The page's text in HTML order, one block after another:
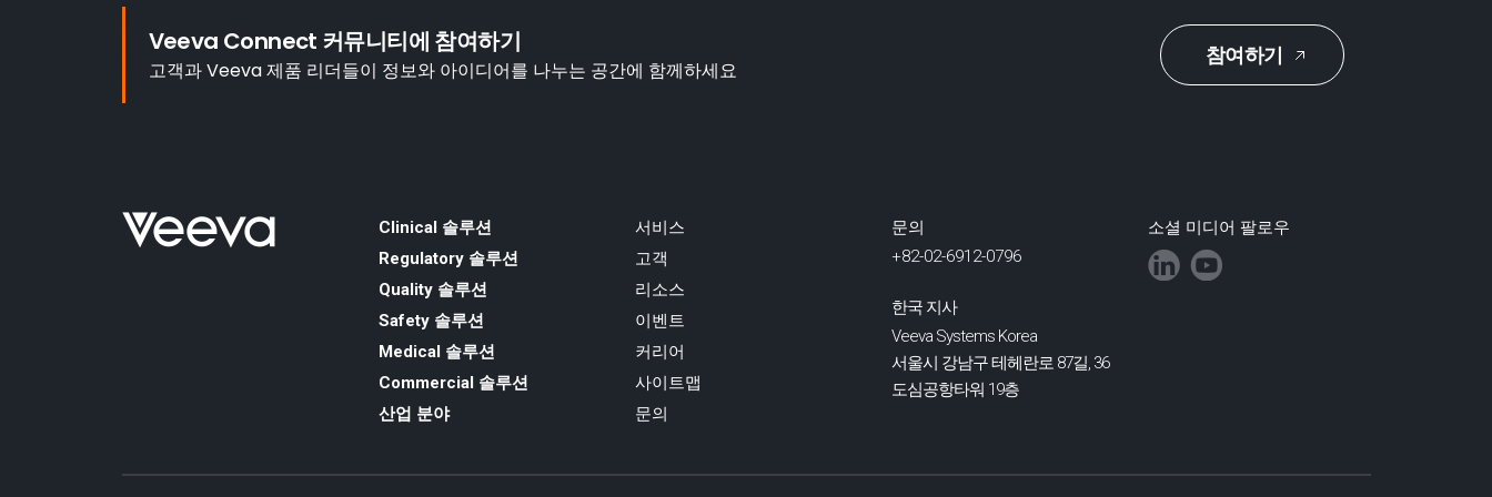
Veeva Connect 커뮤니티에 참여하기
고객과 Veeva 제품 리더들이 정보와 아이디어를 나누는 공간에 함께하세요
참여하기
Clinical 솔루션
Regulatory 솔루션
Quality 솔루션
Safety 솔루션
Medical 솔루션
Commercial 솔루션
산업 분야
서비스
고객
리소스
이벤트
커리어
사이트맵
문의
문의
+82-02-6912-0796
한국 지사
Veeva Systems Korea
서울시 강남구 테헤란로 87길, 36
도심공항타워 19층
소셜 미디어 팔로우